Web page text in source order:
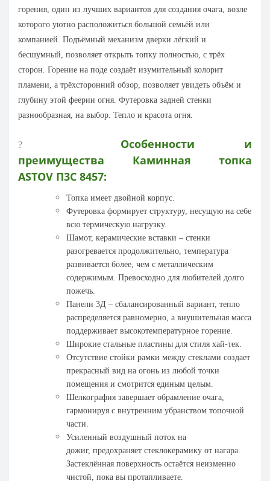
горения, один из лучших вариантов для создания очага, возле
которого уютно расположиться большой семьёй или
компанией. Подъёмный механизм дверки лёгкий и
бесшумный, позволяет открыть топку полностью, с трёх
сторон. Горение на поде создаёт изумительный колорит
пламени, а трёхсторонний обзор, позволяет увидеть объём и
глубину этой феерии огня. Футеровка задней стенки
разнообразная, на выбор. Тепло и красота огня.
?
Особенности и
преимущества Каминная топка
ASTOV П3С 8457:
Топка имеет двойной корпус.
Футеровка формирует структуру, несущую на себе
всю термическую нагрузку.
Шамот, керамические вставки – стенки
разогревается продолжительно, температура
развивается более, чем с металлическим
содержимым. Превосходно для любителей долго
пожечь.
Панели 3Д – сбалансированный вариант, тепло
распределяется равномерно, а внушительная масса
поддерживает высокотемпературное горение.
Широкие стальные пластины для стиля хай-тек.
Отсутствие стойки рамки между стеклами создает
прекрасный вид на огонь из любой точки
помещения и смотрится единым целым.
Шелкография завершает обрамление очага,
гармонируя с внутренним убранством топочной
части.
Усиленный воздушный поток на
дожиг, предохраняет стеклокерамику от нагара.
Застеклённая поверхность остаётся неизменно
чистой, пока вы протапливаете.